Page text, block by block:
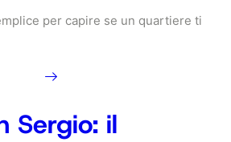
per capire se un quartiere ti
Sergio: il